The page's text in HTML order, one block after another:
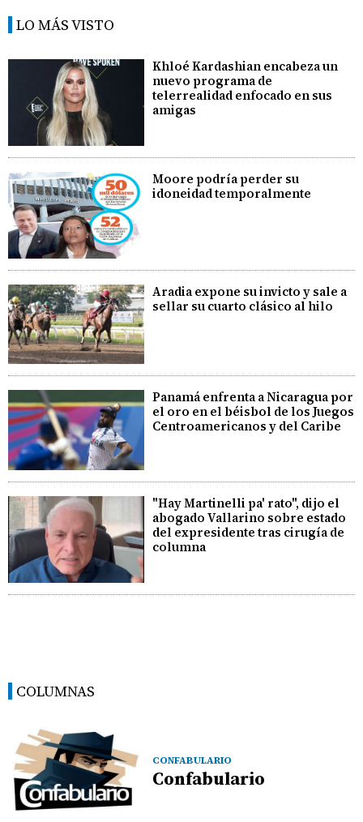
LO MÁS VISTO
Khloé Kardashian encabeza un
nuevo programa de
telerrealidad enfocado en sus
amigas
Moore podría perder su
idoneidad temporalmente
Aradia expone su invicto y sale a
sellar su cuarto clásico al hilo
Panamá enfrenta a Nicaragua por
el oro en el béisbol de los Juegos
Centroamericanos y del Caribe
"Hay Martinelli pa' rato", dijo el
abogado Vallarino sobre estado
del expresidente tras cirugía de
columna
COLUMNAS
CONFABULARIO
Confabulario